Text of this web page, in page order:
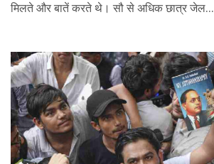
मिलते और बातें करते थे। सौ से अधिक छात्र जेल...